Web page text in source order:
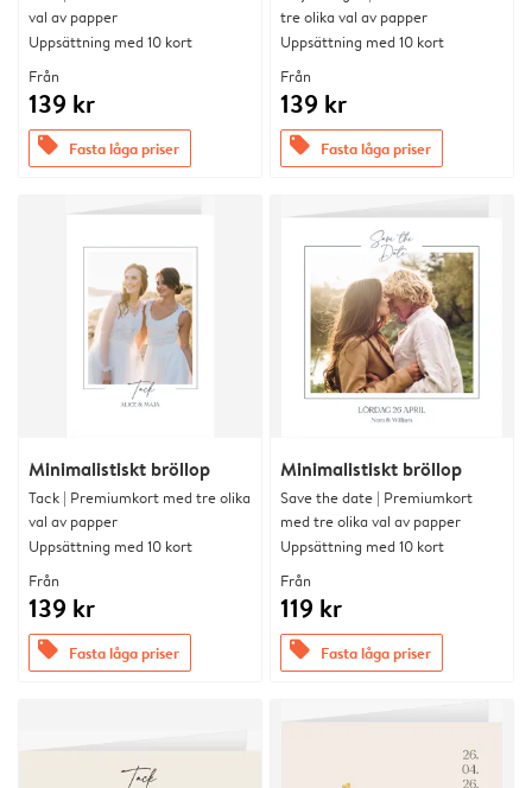
val av papper
Uppsättning med 10 kort
Från
139 kr
offers Fasta låga priser
tre olika val av papper
Uppsättning med 10 kort
Från
139 kr
offers Fasta låga priser
Minimalistiskt bröllop
Tack | Premiumkort med tre olika
val av papper
Uppsättning med 10 kort
Från
139 kr
offers Fasta låga priser
Minimalistiskt bröllop
Save the date | Premiumkort
med tre olika val av papper
Uppsättning med 10 kort
Från
119 kr
offers Fasta låga priser